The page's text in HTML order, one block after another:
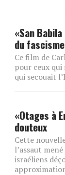
«San
du fascisme
Ce film de
pour ceux
qui secouait
«Otages à
douteux
Cette
l’assaut
israéliens